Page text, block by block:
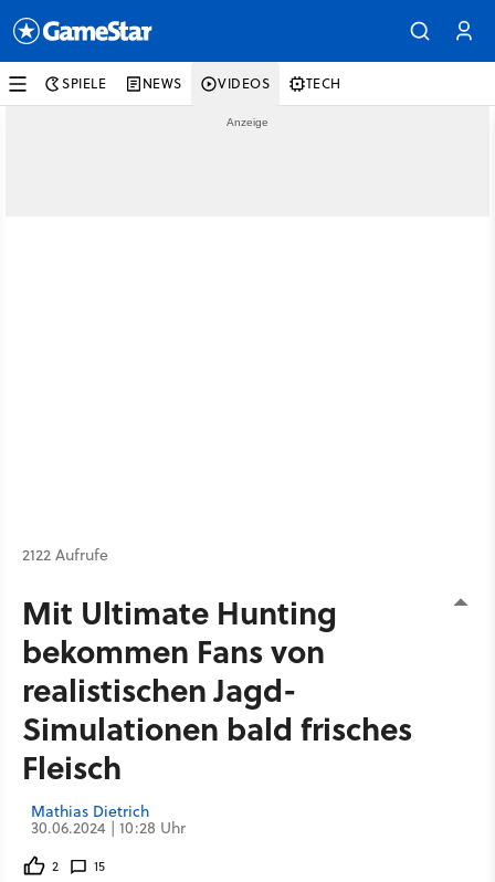
SPIELE NEWS VIDEOS TECH
2122 Aufrufe
Mit Ultimate Hunting
bekommen Fans von
realistischen Jagd-
Simulationen bald frisches
Fleisch
Mathias Dietrich
30.06.2024 | 10:28 Uhr
2 15